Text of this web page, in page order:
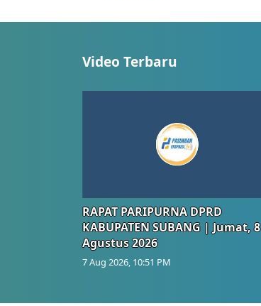
Video Terbaru
RAPAT PARIPURNA DPRD
KABUPATEN SUBANG | Jumat, 8
Agustus 2026
7 Aug 2026, 10:51 PM